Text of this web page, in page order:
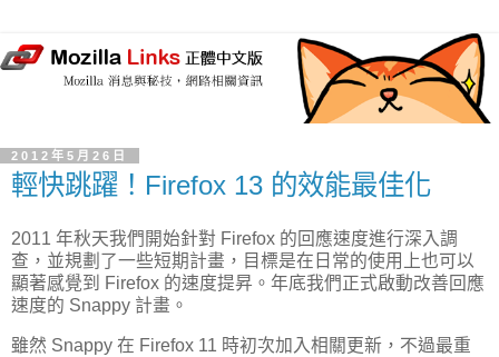
2012年5月26日
輕快跳躍！Firefox 13 的效能最佳化
2011 年秋天我們開始針對 Firefox 的回應速度進行深入調
查，並規劃了一些短期計畫，目標是在日常的使用上也可以
顯著感覺到 Firefox 的速度提昇。年底我們正式啟動改善回應
速度的 Snappy 計畫。
雖然 Snappy 在 Firefox 11 時初次加入相關更新，不過最重